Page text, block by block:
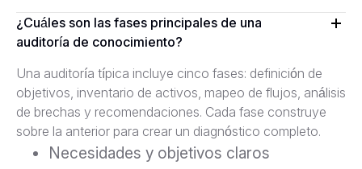
¿Cuáles son las fases principales de una
auditoría de conocimiento?
Una auditoría típica incluye cinco fases: definición de
objetivos, inventario de activos, mapeo de flujos, análisis
de brechas y recomendaciones. Cada fase construye
sobre la anterior para crear un diagnóstico completo.
Necesidades y objetivos claros